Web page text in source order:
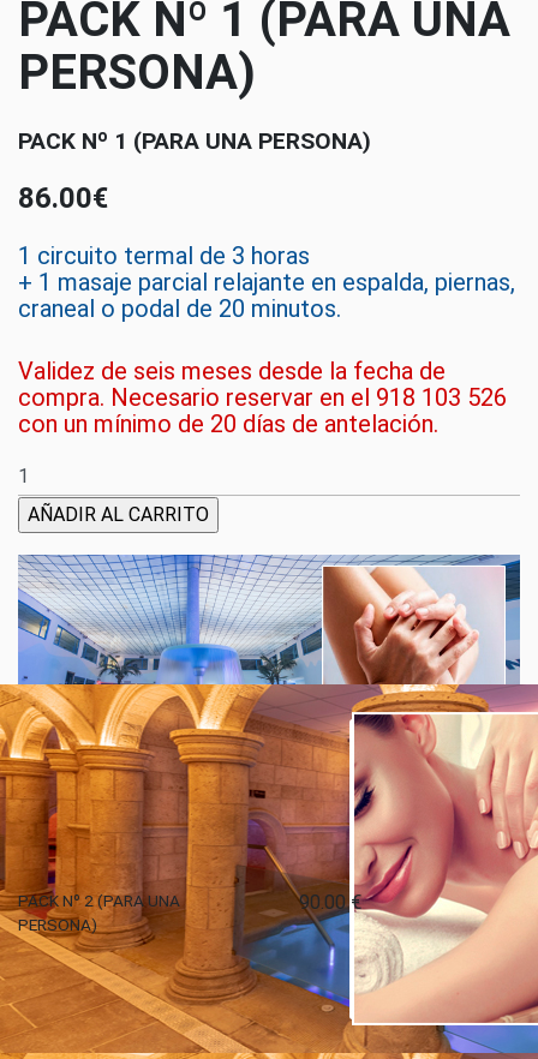
PACK Nº 1 (PARA UNA
PERSONA)
PACK Nº 1 (PARA UNA PERSONA)
86.00€
1 circuito termal de 3 horas
+ 1 masaje parcial relajante en espalda, piernas,
craneal o podal de 20 minutos.
Validez de seis meses desde la fecha de
compra. Necesario reservar en el 918 103 526
con un mínimo de 20 días de antelación.
AÑADIR AL CARRITO
Relacionados
PACK Nº 2 (PARA UNA
PERSONA)
90.00 €
COMPRA O REGALA